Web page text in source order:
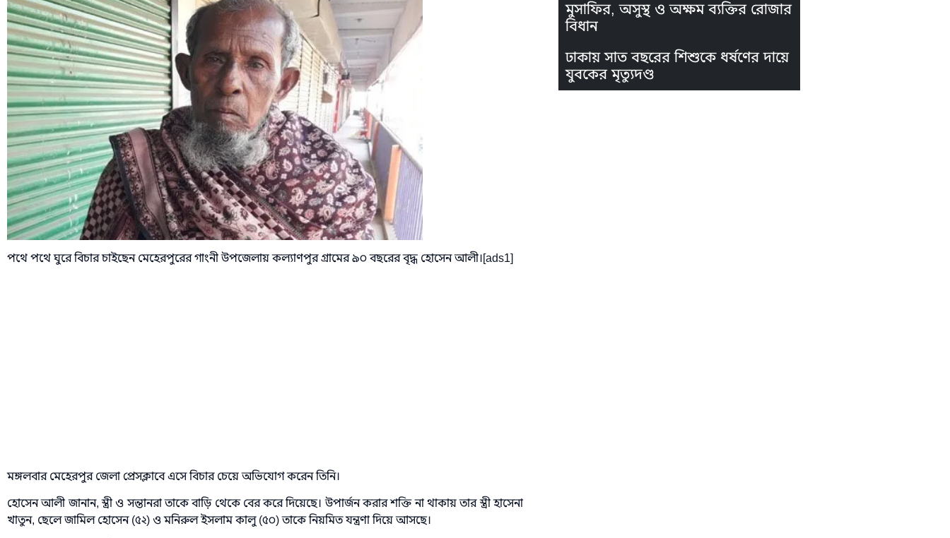
পথে পথে ঘুরে বিচার চাইছেন মেহেরপুরের গাংনী উপজেলায় কল্যাণপুর গ্রামের ৯০ বছরের বৃদ্ধ হোসেন আলী।[ads1]
মঙ্গলবার মেহেরপুর জেলা প্রেসক্লাবে এসে বিচার চেয়ে অভিযোগ করেন তিনি।
হোসেন আলী জানান, স্ত্রী ও সন্তানরা তাকে বাড়ি থেকে বের করে দিয়েছে। উপার্জন করার শক্তি না থাকায় তার স্ত্রী হাসেনা
খাতুন, ছেলে জামিল হোসেন (৫২) ও মনিরুল ইসলাম কালু (৫০) তাকে নিয়মিত যন্ত্রণা দিয়ে আসছে।
মুসাফির, অসুস্থ ও অক্ষম ব্যক্তির রোজার
বিধান
ঢাকায় সাত বছরের শিশুকে ধর্ষণের দায়ে
যুবকের মৃত্যুদণ্ড